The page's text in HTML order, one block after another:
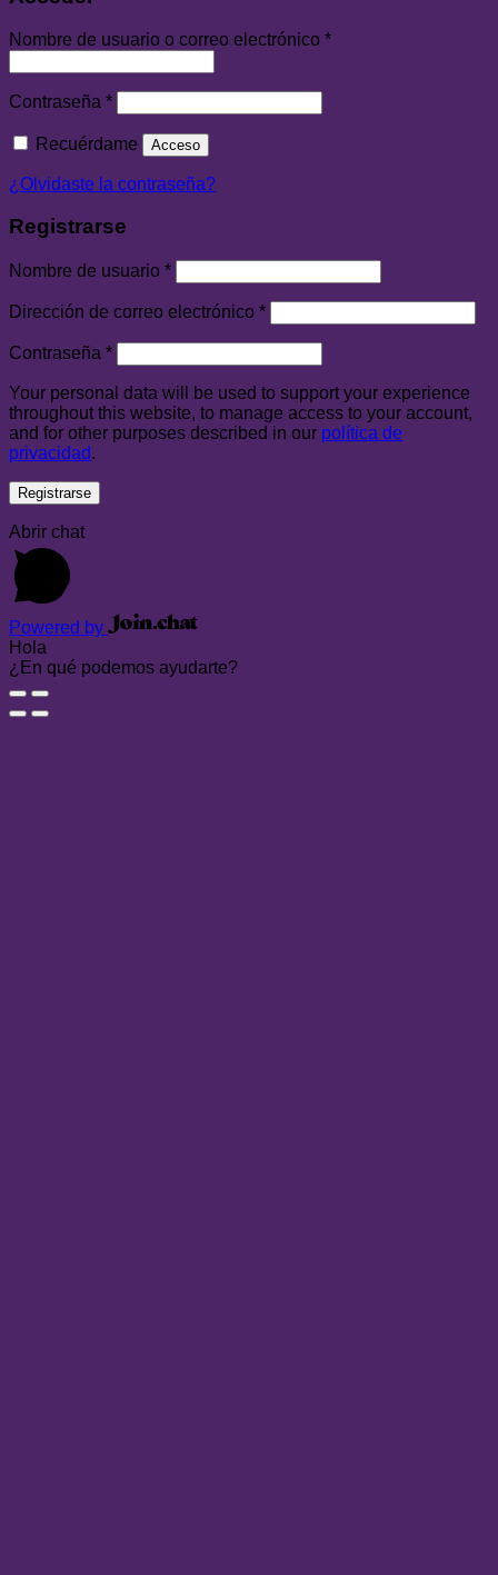
Nombre de usuario o correo electrónico *
Contraseña *
Recuérdame Acceso
¿Olvidaste la contraseña?
Registrarse
Nombre de usuario *
Dirección de correo electrónico *
Contraseña *
Your personal data will be used to support your experience
throughout this website, to manage access to your account,
and for other purposes described in our política de
privacidad.
Registrarse
Abrir chat
Powered by
Hola
¿En qué podemos ayudarte?